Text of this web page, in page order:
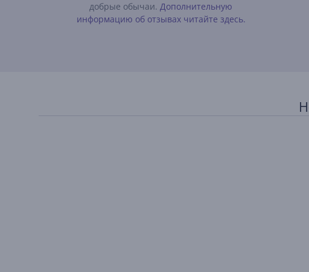
добрые обычаи.Дополнительную
информацию об отзывах читайте здесь.